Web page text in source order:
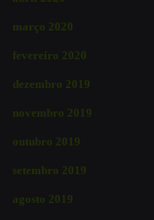
março 2020
fevereiro 2020
dezembro 2019
novembro 2019
outubro 2019
setembro 2019
agosto 2019